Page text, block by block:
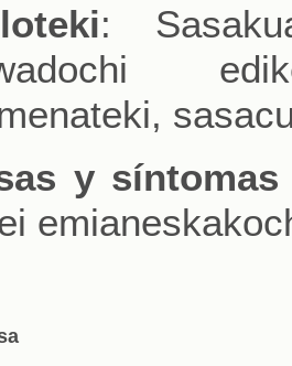
:
y